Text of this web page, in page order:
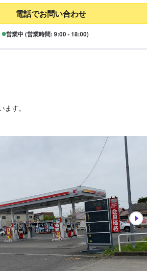
電話でお問い合わせ
営業中 (営業時間: 9:00 - 18:00)
す。